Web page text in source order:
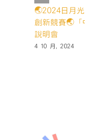
🌏2024日月
創新競賽🌏「
說明會
4 10 月, 2024